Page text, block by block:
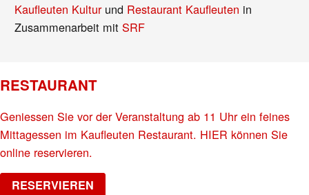
Kaufleuten Kulturund Restaurant Kaufleuten in
Zusammenarbeit mitSRF
RESTAURANT
Geniessen Sie vor der Veranstaltung ab 11 Uhr ein feines
Mittagessen im Kaufleuten Restaurant. HIER können Sie
online reservieren.
RESERVIEREN